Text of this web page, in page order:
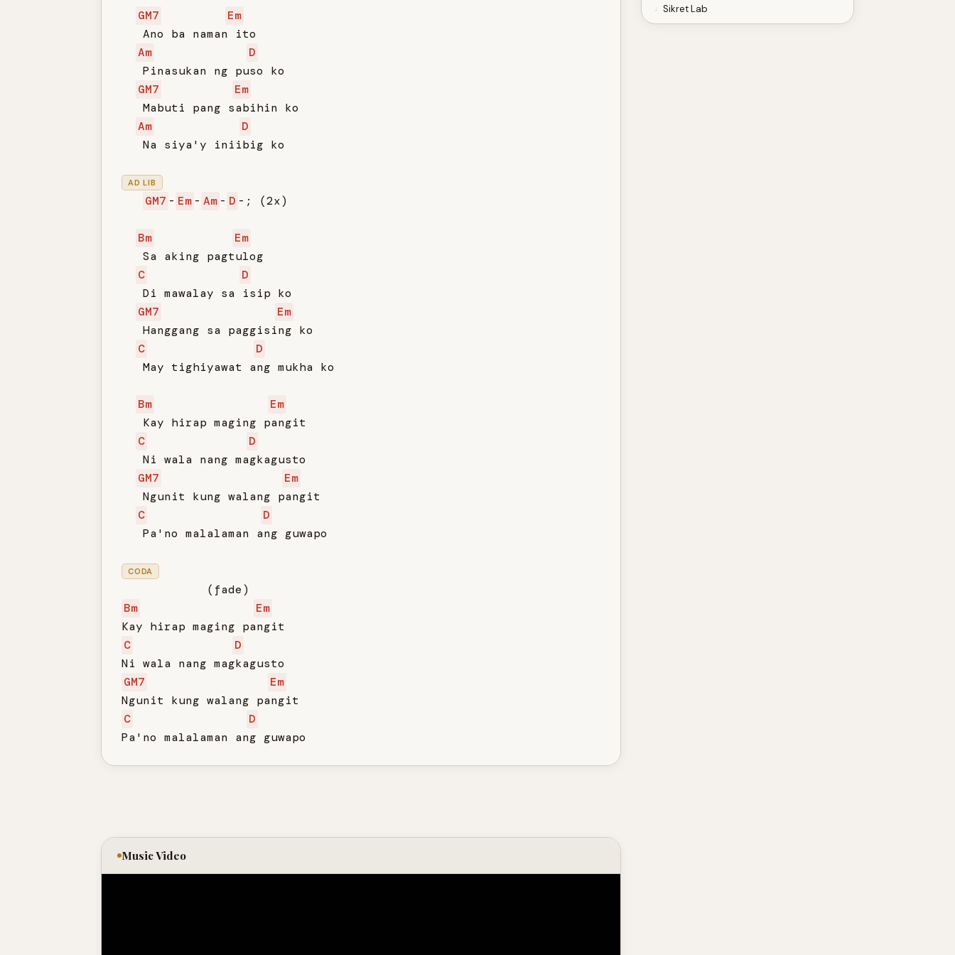
GM7
Em
   Ano ba naman ito
Am
D
   Pinasukan ng puso ko
GM7
Em
   Mabuti pang sabihin ko
Am
D
   Na siya'y iniibig ko
AD LIB
GM7 - Em - Am - D -; (2x)
Bm
Em
   Sa aking pagtulog
C
D
   Di mawalay sa isip ko
GM7
Em
   Hanggang sa paggising ko
C
D
   May tighiyawat ang mukha ko
Bm
Em
   Kay hirap maging pangit
C
D
   Ni wala nang magkagusto
GM7
Em
   Ngunit kung walang pangit
C
D
   Pa'no malalaman ang guwapo
CODA
Bm
Em
C
D
GM7
Em
C
D
Pa'no malalaman ang guwapo
Music Video
Sikret Lab